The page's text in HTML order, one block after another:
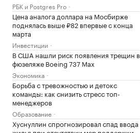
РБК и Postgres Pro
Цена аналога доллара на Мосбирже
поднялась выше ₽82 впервые с конца
марта
Инвестиции
В США нашли риск появления трещин в
фюзеляже Boeing 737 Max
Экономика
Борьба с тревожностью и детокс
команды: как снизить стресс топ-
менеджеров
Образование
Хуснуллин спрогнозировал спад ввода